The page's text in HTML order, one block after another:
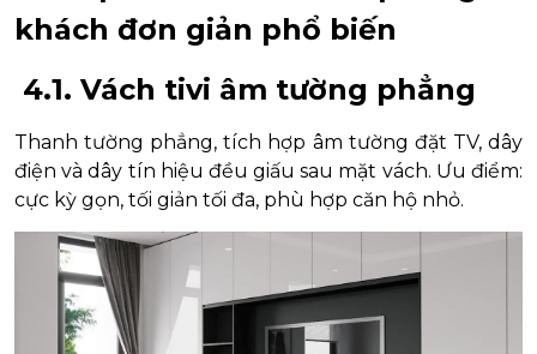
khách đơn giản phổ biến
4.1. Vách tivi âm tường phẳng
Thanh tường phẳng, tích hợp âm tường đặt TV, dây
điện và dây tín hiệu đều giấu sau mặt vách. Ưu điểm:
cực kỳ gọn, tối giản tối đa, phù hợp căn hộ nhỏ.